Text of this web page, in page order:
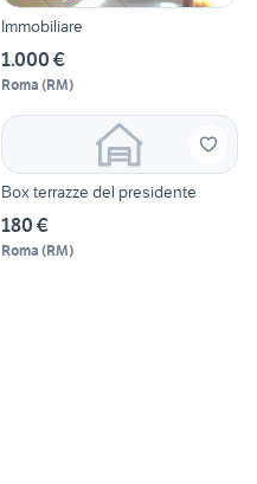
Immobiliare
1.000 €
Roma (RM)
Box terrazze del presidente
180 €
Roma (RM)